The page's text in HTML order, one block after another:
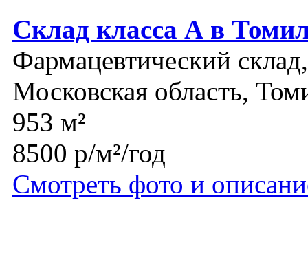
Склад класса А в
Фармацевтический
Московская область,
953 м²
8500 р/м²/год
Смотреть фото и